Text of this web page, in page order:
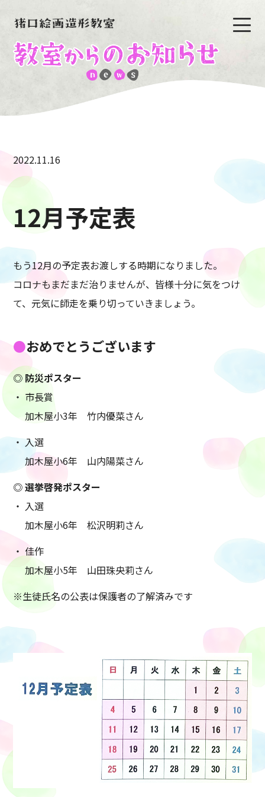
2022.11.16
12月予定表
もう12月の予定表お渡しする時期になりました。
コロナもまだまだ治りませんが、皆様十分に気をつけ
て、元気に師走を乗り切っていきましょう。
おめでとうございます
防災ポスター
市長賞
加木屋小3年 竹内優菜さん
入選
加木屋小6年 山内陽菜さん
選挙啓発ポスター
入選
加木屋小6年 松沢明莉さん
佳作
加木屋小5年 山田珠央莉さん
※生徒氏名の公表は保護者の了解済みです